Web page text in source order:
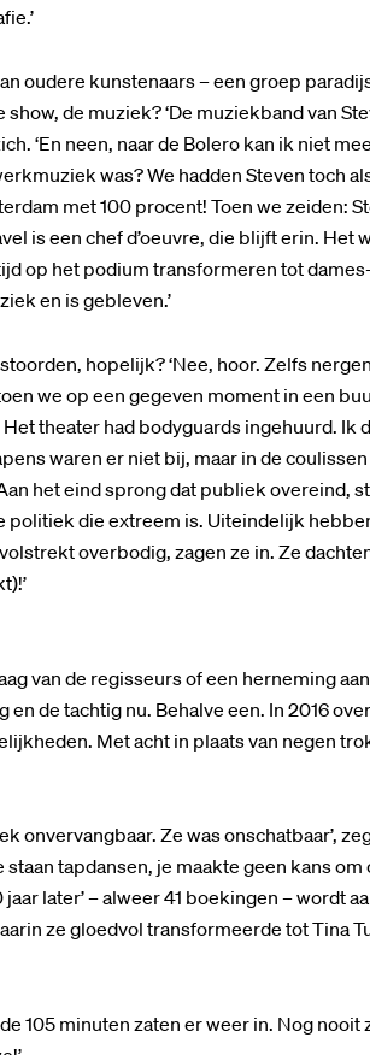
oudere kunstenaars – een groep
show, de muziek? ‘De muziekband van
‘En neen, naar de Bolero kan ik niet
was? We hadden Steven toch
met 100 procent! Toen we zeiden:
is een chef d’oeuvre, die blijft erin. Het
op het podium transformeren tot
en is gebleven.’
hopelijk? ‘Nee, hoor. Zelfs
we op een gegeven moment in een
theater had bodyguards ingehuurd. Ik
waren er niet bij, maar in de
het eind sprong dat publiek overeind,
politiek die extreem is. Uiteindelijk
overbodig, zagen ze in. Ze
van de regisseurs of een herneming
de tachtig nu. Behalve een. In 2016
Met acht in plaats van negen
onvervangbaar. Ze was onschatbaar’,
tapdansen, je maakte geen kans
later’ – alweer 41 boekingen – wordt
ze gloedvol transformeerde tot Tina
105 minuten zaten er weer in. Nog nooit